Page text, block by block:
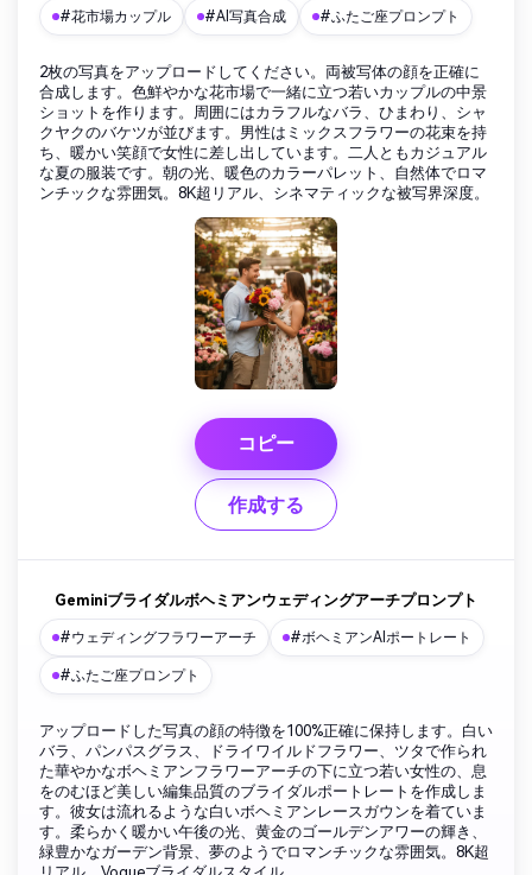
#花市場カップル #AI写真合成 #ふたご座プロンプト
2枚の写真をアップロードしてください。両被写体の顔を正確に
合成します。色鮮やかな花市場で一緒に立つ若いカップルの中景
ショットを作ります。周囲にはカラフルなバラ、ひまわり、シャ
クヤクのバケツが並びます。男性はミックスフラワーの花束を持
ち、暖かい笑顔で女性に差し出しています。二人ともカジュアル
な夏の服装です。朝の光、暖色のカラーパレット、自然体でロマ
ンチックな雰囲気。8K超リアル、シネマティックな被写界深度。
コピー
作成する
Geminiブライダルボヘミアンウェディングアーチプロンプト
#ウェディングフラワーアーチ #ボヘミアンAIポートレート
#ふたご座プロンプト
アップロードした写真の顔の特徴を100%正確に保持します。白い
バラ、パンパスグラス、ドライワイルドフラワー、ツタで作られ
た華やかなボヘミアンフラワーアーチの下に立つ若い女性の、息
をのむほど美しい編集品質のブライダルポートレートを作成しま
す。彼女は流れるような白いボヘミアンレースガウンを着ていま
す。柔らかく暖かい午後の光、黄金のゴールデンアワーの輝き、
緑豊かなガーデン背景、夢のようでロマンチックな雰囲気。8K超